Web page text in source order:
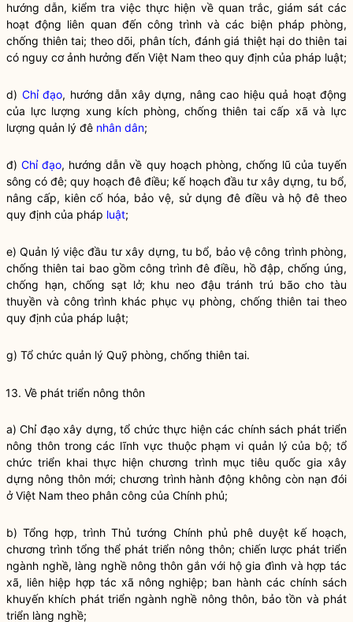
hướng dẫn, kiểm tra việc thực hiện về quan trắc, giám sát các
hoạt động liên quan đến công trình và các biện pháp phòng,
chống thiên tai; theo dõi, phân tích, đánh giá thiệt hại do thiên tai
có nguy cơ ảnh hưởng đến Việt Nam theo quy định của pháp luật;
d) Chỉ đạo, hướng dẫn xây dựng, nâng cao hiệu quả hoạt động
của lực lượng xung kích phòng, chống thiên tai cấp xã và lực
lượng quản lý đê nhân dân;
đ)Chỉ đạo, hướng dẫn về quy hoạch phòng, chống lũ của tuyến
sông có đê; quy hoạch đê điều; kế hoạch đầu tư xây dựng, tu bổ,
nâng cấp, kiên cố hóa, bảo vệ, sử dụng đê điều và hộ đê theo
quy định của pháp luật;
e) Quản lý việc đầu tư xây dựng, tu bổ, bảo vệ công trình phòng,
chống thiên tai bao gồm công trình đê điều, hồ đập, chống úng,
chống hạn, chống sạt lở; khu neo đậu tránh trú bão cho tàu
thuyền và công trình khác phục vụ phòng, chống thiên tai theo
quy định của pháp luật;
g) Tổ chức quản lý Quỹ phòng, chống thiên tai.
13. Về phát triển nông thôn
a)Chỉ đạoxây dựng, tổ chức thực hiện các chính sách phát triển
nông thôn trong các lĩnh vực thuộc phạm vi quản lý của bộ; tổ
chức triển khai thực hiện chương trình mục tiêu quốc gia xây
dựng nông thôn mới; chương trình hành động không còn nạn đói
ở Việt Nam theo phân công của Chính phủ;
b) Tổng hợp, trình Thủ tướng Chính phủ phê duyệt kế hoạch,
chương trình tổng thể phát triển nông thôn; chiến lược phát triển
ngành nghề, làng nghề nông thôn gắn với hộ gia đình và hợp tác
xã, liên hiệp hợp tác xã nông nghiệp; ban hành các chính sách
khuyến khích phát triển ngành nghề nông thôn, bảo tồn và phát
triển làng nghề;